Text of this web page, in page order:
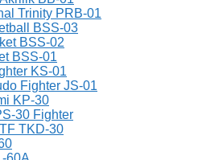
Trinity PRB-01
BSS-03
BSS-02
BSS-01
KS-01
Fighter JS-01
KP-30
30 Fighter
TKD-30